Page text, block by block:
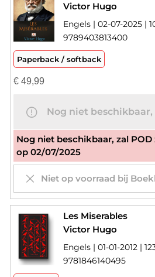
Victor Hugo
Engels | 02-07-2025 |
9789403813400
Paperback / softback
€49,99
Nog niet beschikbaar, zal
Nog niet beschikbaar, zal
op 02/07/2025
Niet op voorraad bij
Les Miserables
Victor Hugo
Engels | 01-01-2012 |
9781846140495